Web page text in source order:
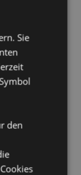
vollständig
Puckator
für
Sie
den